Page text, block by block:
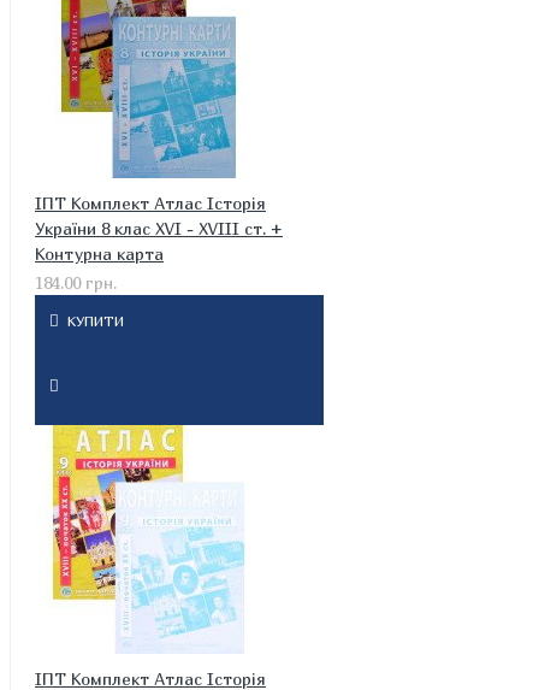
ІПТ Комплект Атлас Історія
України 8 клас XVI - XVIII ст. +
Контурна карта
184.00 грн.
КУПИТИ
ІПТ Комплект Атлас Історія